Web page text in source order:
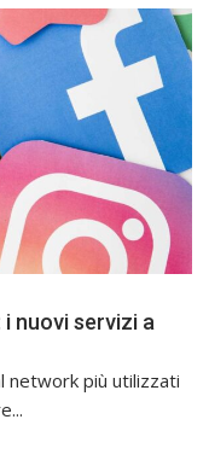
i nuovi servizi a
network più utilizzati